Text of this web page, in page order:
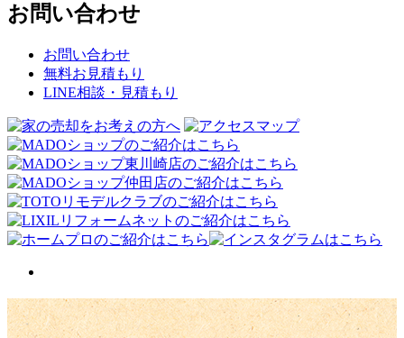
お問い合わせ
お問い合わせ
無料お見積もり
LINE相談・見積もり